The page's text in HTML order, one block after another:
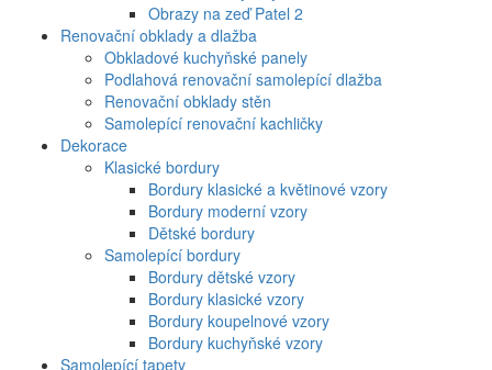
Obrazy na zeď Patel 2
Renovační obklady a dlažba
Obkladové kuchyňské panely
Podlahová renovační samolepící dlažba
Renovační obklady stěn
Samolepící renovační kachličky
Dekorace
Klasické bordury
Bordury klasické a květinové vzory
Bordury moderní vzory
Dětské bordury
Samolepící bordury
Bordury dětské vzory
Bordury klasické vzory
Bordury koupelnové vzory
Bordury kuchyňské vzory
Samolepící tapety